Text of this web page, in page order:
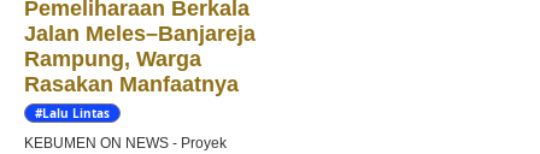
Pemeliharaan Berkala
Jalan Meles–Banjareja
Rampung, Warga
Rasakan Manfaatnya
#Lalu Lintas
KEBUMEN ON NEWS - Proyek